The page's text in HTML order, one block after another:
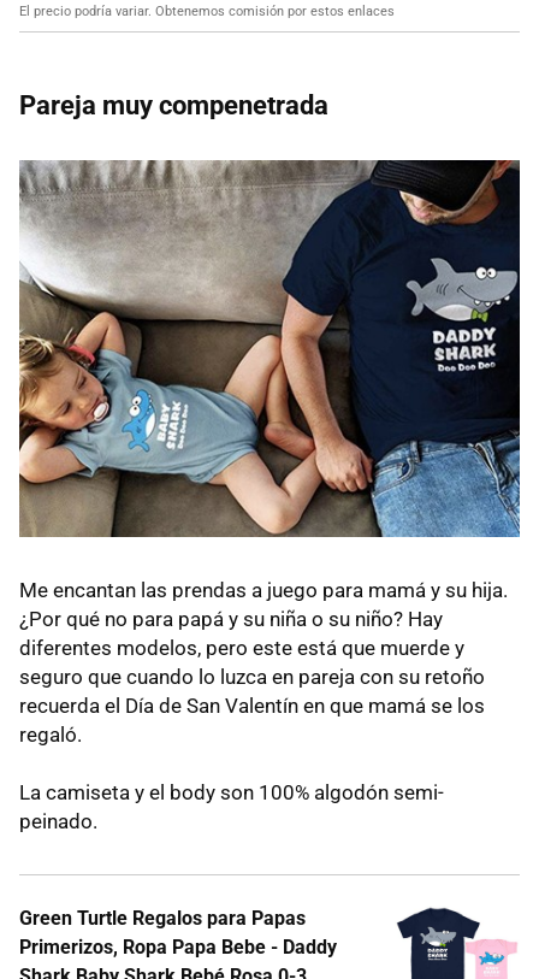
El precio podría variar. Obtenemos comisión por estos enlaces
Pareja muy compenetrada
Me encantan las prendas a juego para mamá y su hija.
¿Por qué no para papá y su niña o su niño? Hay
diferentes modelos, pero este está que muerde y
seguro que cuando lo luzca en pareja con su retoño
recuerda el Día de San Valentín en que mamá se los
regaló.
La camiseta y el body son 100% algodón semi-
peinado.
Green Turtle Regalos para Papas
Primerizos, Ropa Papa Bebe - Daddy